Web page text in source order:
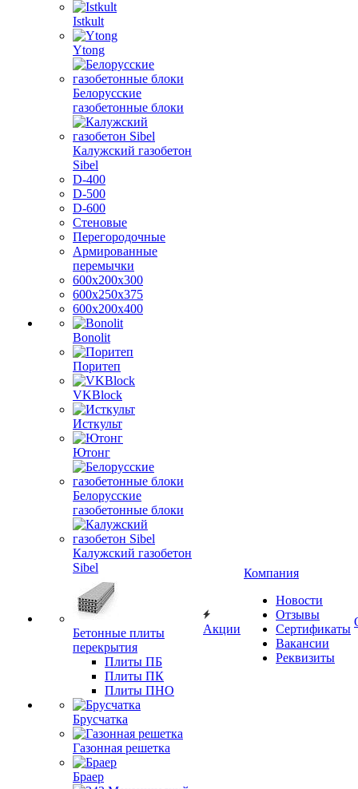
Istkult
Ytong
Белорусские
газобетонные блоки
Калужский газобетон
Sibel
D-400
D-500
D-600
Стеновые
Перегородочные
Армированные
перемычки
600х200х300
600х250х375
600х200х400
Bonolit
Поритеп
VKBlock
Исткульт
Ютонг
Белорусские
газобетонные блоки
Калужский газобетон
Sibel
Бетонные плиты
перекрытия
Плиты ПБ
Плиты ПК
Плиты ПНО
Брусчатка
Газонная решетка
Браер
Акции
Компания
Новости
Отзывы
Сертификаты
Вакансии
Реквизиты